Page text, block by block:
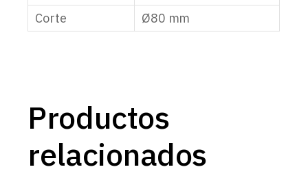
Corte Ø80 mm
Productos
relacionados